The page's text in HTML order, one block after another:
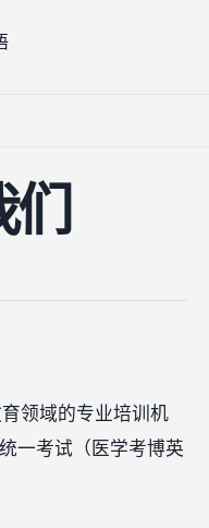
们
领域的专业培训机
一考试（医学考博英